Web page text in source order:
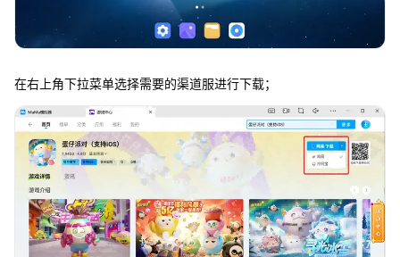
在右上角下拉菜单选择需要的渠道服进行下载；